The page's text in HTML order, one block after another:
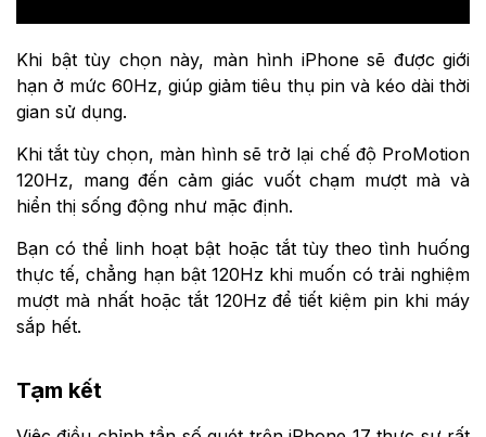
Khi bật tùy chọn này, màn hình iPhone sẽ được giới
hạn ở mức 60Hz, giúp giảm tiêu thụ pin và kéo dài thời
gian sử dụng.
Khi tắt tùy chọn, màn hình sẽ trở lại chế độ ProMotion
120Hz, mang đến cảm giác vuốt chạm mượt mà và
hiển thị sống động như mặc định.
Bạn có thể linh hoạt bật hoặc tắt tùy theo tình huống
thực tế, chẳng hạn bật 120Hz khi muốn có trải nghiệm
mượt mà nhất hoặc tắt 120Hz để tiết kiệm pin khi máy
sắp hết.
Tạm kết